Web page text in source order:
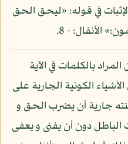
في قوله: «ليحق الحق
الأنفال: - 8.
بالكلمات في الآية
الكونية الجارية على
جارية أن يضرب الحق و
الباطل دون أن يفنى و يعفى